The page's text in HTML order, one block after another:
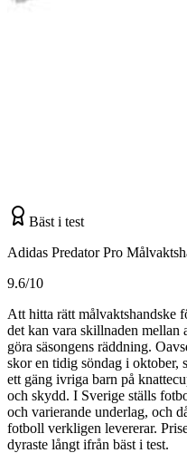
Bäst i test
Adidas Predator Pro
9.6/10
Att hitta rätt målvaktshandske
det kan vara skillnaden mellan
göra säsongens räddning.
skor en tidig söndag i oktober,
ett gäng ivriga barn på
och skydd. I Sverige ställs
och varierande underlag, och
fotboll verkligen levererar.
dyraste långt ifrån bäst i test.